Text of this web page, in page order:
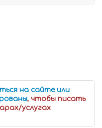
на сайте или
, чтобы писать
услугах